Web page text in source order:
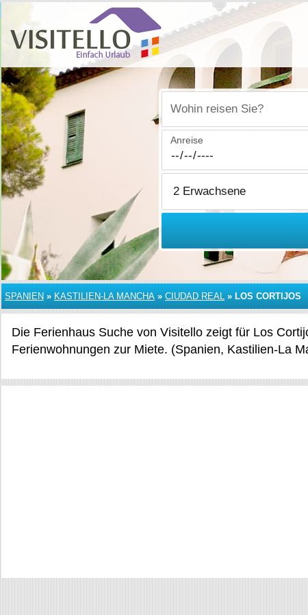
Wohin reisen Sie?
Anreise
SPANIEN » KASTILIEN-LA MANCHA » CIUDAD REAL » LOS CORTIJOS
Die Ferienhaus Suche von Visitello zeigt für Los
Ferienwohnungen zur Miete. (Spanien, Kastilien-La